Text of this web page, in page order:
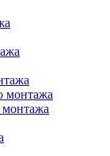
монтажа